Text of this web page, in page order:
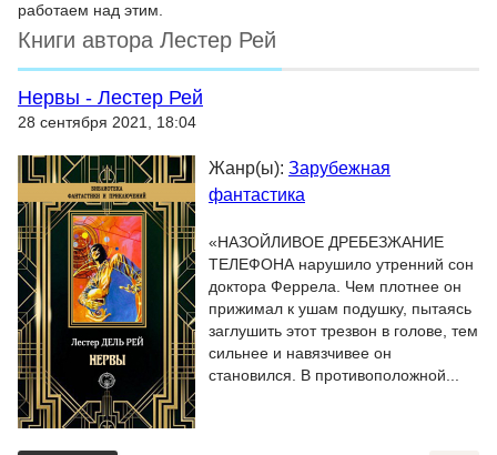
работаем над этим.
Книги автора Лестер Рей
Нервы - Лестер Рей
28 сентября 2021, 18:04
Жанр(ы): Зарубежная
фантастика
«НАЗОЙЛИВОЕ ДРЕБЕЗЖАНИЕ
ТЕЛЕФОНА нарушило утренний сон
доктора Феррела. Чем плотнее он
прижимал к ушам подушку, пытаясь
заглушить этот трезвон в голове, тем
сильнее и навязчивее он
становился. В противоположной...